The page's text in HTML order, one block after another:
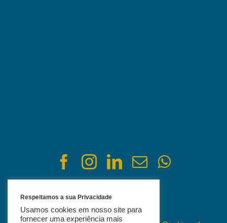
Respeitamos a sua Privacidade
Usamos cookies em nosso site para
fornecer uma experiência mais